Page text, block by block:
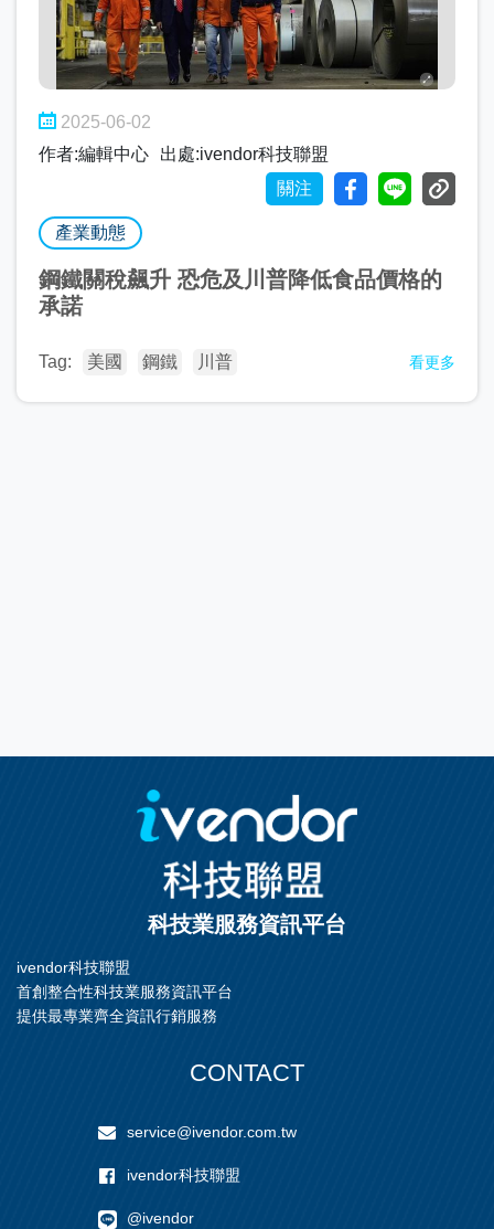
2025-06-02
作者:編輯中心
出處:ivendor科技聯盟
關注
產業動態
鋼鐵關稅飆升 恐危及川普降低食品價格的
承諾
Tag: 美國 鋼鐵 川普 看更多
科技業服務資訊平台
ivendor科技聯盟
首創整合性科技業服務資訊平台
提供最專業齊全資訊行銷服務
CONTACT
service@ivendor.com.tw
ivendor科技聯盟
@ivendor